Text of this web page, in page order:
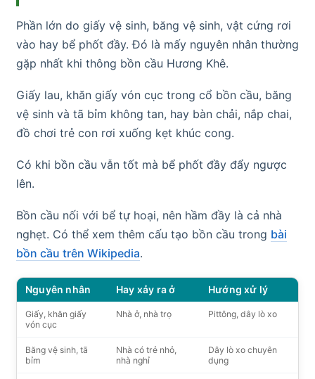
Phần lớn do giấy vệ sinh, băng vệ sinh, vật cứng rơi
vào hay bể phốt đầy. Đó là mấy nguyên nhân thường
gặp nhất khi thông bồn cầu Hương Khê.
Giấy lau, khăn giấy vón cục trong cổ bồn cầu, băng
vệ sinh và tã bỉm không tan, hay bàn chải, nắp chai,
đồ chơi trẻ con rơi xuống kẹt khúc cong.
Có khi bồn cầu vẫn tốt mà bể phốt đầy đẩy ngược
lên.
Bồn cầu nối với bể tự hoại, nên hầm đầy là cả nhà
nghẹt. Có thể xem thêm cấu tạo bồn cầu trong bài
bồn cầu trên Wikipedia.
Nguyên nhân Hay xảy ra ở Hướng xử lý
Giấy, khăn giấy
vón cục
Nhà ở, nhà trọ Pittông, dây lò xo
Băng vệ sinh, tã
bỉm
Nhà có trẻ nhỏ,
nhà nghỉ
Dây lò xo chuyên
dụng